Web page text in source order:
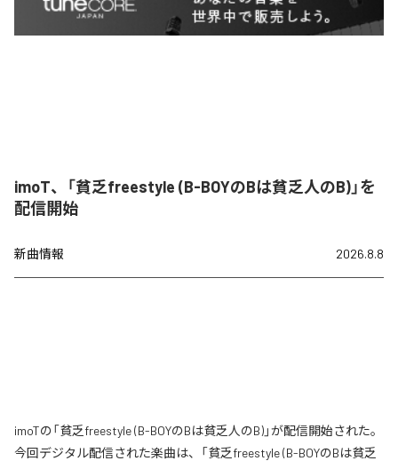
imoT、「貧乏freestyle (B-BOYのBは貧乏人のB)」を
配信開始
新曲情報 2026.8.8
imoTの「貧乏freestyle (B-BOYのBは貧乏人のB)」が配信開始された。
今回デジタル配信された楽曲は、「貧乏freestyle (B-BOYのBは貧乏